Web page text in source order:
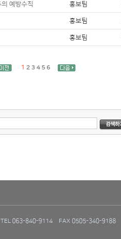
예방수칙 홍보팀
홍보팀
홍보팀
1 2 3 4 5 6
) TEL 063-840-9114 FAX 0505-340-9188